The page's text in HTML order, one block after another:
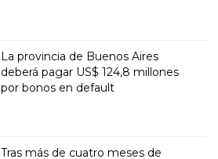
La provincia de Buenos Aires
deberá pagar US$ 124,8 millones
por bonos en default
Tras más de cuatro meses de